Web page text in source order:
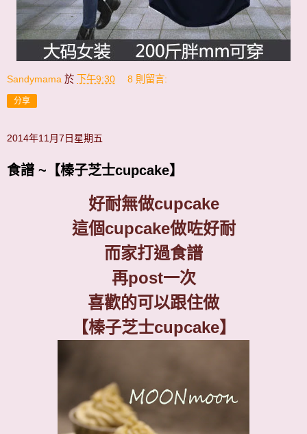
Sandymama 於 下午9:30 8 則留言:
分享
2014年11月7日星期五
食譜 ~【榛子芝士cupcake】
好耐無做cupcake
這個cupcake做咗好耐
而家打過食譜
再post一次
喜歡的可以跟住做
【榛子芝士cupcake】